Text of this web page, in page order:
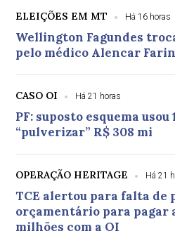
ELEIÇÕES EM MT Há 16 horas
Wellington Fagundes
pelo médico Alencar
CASO OI Há 21 horas
PF: suposto esquema usou
“pulverizar” R$ 308 mi
OPERAÇÃO HERITAGE Há 21
TCE alertou para falta de
orçamentário para pagar
milhões com a OI